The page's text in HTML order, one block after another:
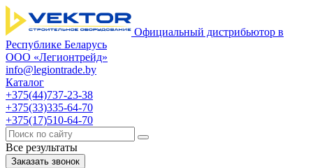
Официальный дистрибьютор в
Республике Беларусь
ООО «Легионтрейд»
info@legiontrade.by
Каталог
+375(44)737-23-38
+375(33)335-64-70
+375(17)510-64-70
Все результаты
Заказать звонок